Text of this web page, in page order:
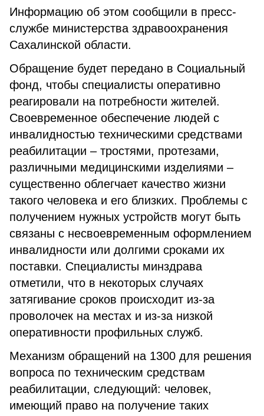
Информацию об этом сообщили в пресс-
службе министерства здравоохранения
Сахалинской области.
Обращение будет передано в Социальный
фонд, чтобы специалисты оперативно
реагировали на потребности жителей.
Своевременное обеспечение людей с
инвалидностью техническими средствами
реабилитации – тростями, протезами,
различными медицинскими изделиями –
существенно облегчает качество жизни
такого человека и его близких. Проблемы с
получением нужных устройств могут быть
связаны с несвоевременным оформлением
инвалидности или долгими сроками их
поставки. Специалисты минздрава
отметили, что в некоторых случаях
затягивание сроков происходит из-за
проволочек на местах и из-за низкой
оперативности профильных служб.
Механизм обращений на 1300 для решения
вопроса по техническим средствам
реабилитации, следующий: человек,
имеющий право на получение таких